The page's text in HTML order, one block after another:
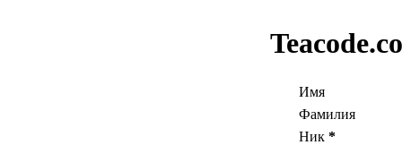
Имя
Фамилия
Ник *